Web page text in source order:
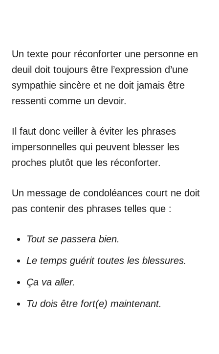
Un texte pour réconforter une personne en
deuil doit toujours être l’expression d’une
sympathie sincère et ne doit jamais être
ressenti comme un devoir.
Il faut donc veiller à éviter les phrases
impersonnelles qui peuvent blesser les
proches plutôt que les réconforter.
Un message de condoléances court ne doit
pas contenir des phrases telles que :
Tout se passera bien.
Le temps guérit toutes les blessures.
Ça va aller.
Tu dois être fort(e) maintenant.